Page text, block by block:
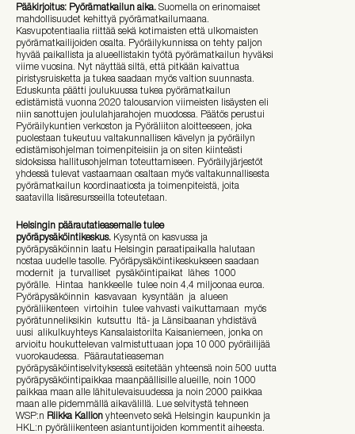
Pääkirjoitus: Pyörämatkailun aika. Suomella on erinomaiset
mahdollisuudet kehittyä pyörämatkailumaana.
Kasvupotentiaalia riittää sekä kotimaisten että ulkomaisten
pyörämatkailijoiden osalta. Pyöräilykunnissa on tehty paljon
hyvää paikallista ja alueellistakin työtä pyörämatkailun hyväksi
viime vuosina. Nyt näyttää siltä, että pitkään kaivattua
piristysruisketta ja tukea saadaan myös valtion suunnasta.
Eduskunta päätti joulukuussa tukea pyörämatkailun
edistämistä vuonna 2020 talousarvion viimeisten lisäysten eli
niin sanottujen joululahjarahojen muodossa. Päätös perustui
Pyöräilykuntien verkoston ja Pyöräliiton aloitteeseen, joka
puolestaan tukeutuu valtakunnallisen kävelyn ja pyöräilyn
edistämisohjelman toimenpiteisiin ja on siten kiinteästi
sidoksissa hallitusohjelman toteuttamiseen. Pyöräilyjärjestöt
yhdessä tulevat vastaamaan osaltaan myös valtakunnallisesta
pyörämatkailun koordinaatiosta ja toimenpiteistä, joita
saatavilla lisäresursseilla toteutetaan.
Helsingin päärautatieasemalle tulee
pyöräpysäköintikeskus. Kysyntä on kasvussa ja
pyöräpysäköinnin laatu Helsingin paraatipaikalla halutaan
nostaa uudelle tasolle. Pyöräpysäköintikeskukseen saadaan
modernit ja turvalliset pysäköintipaikat lähes 1000
pyörälle. Hintaa hankkeelle tulee noin 4,4 miljoonaa euroa.
Pyöräpysäköinnin kasvavaan kysyntään ja alueen
pyöräliikenteen virtoihin tulee vahvasti vaikuttamaan myös
pyörätunneliksikin kutsuttu Itä- ja Länsibaanan yhdistävä
uusi alikulkuyhteys Kansalaistorilta Kaisaniemeen, jonka on
arvioitu houkuttelevan valmistuttuaan jopa 10 000 pyöräilijää
vuorokaudessa. Päärautatieaseman
pyöräpysäköintiselvityksessä esitetään yhteensä noin 500 uutta
pyöräpysäköintipaikkaa maanpäällisille alueille, noin 1000
paikkaa maan alle lähitulevaisuudessa ja noin 2000 paikkaa
maan alle pidemmällä aikavälillä. Lue selvitystä tehneen
WSP:n Riikka Kallion yhteenveto sekä Helsingin kaupunkin ja
HKL:n pyöräliikenteen asiantuntijoiden kommentit aiheesta.